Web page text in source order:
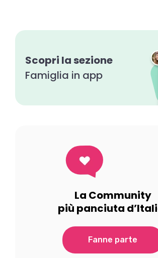
Scopri la sezione
Famiglia in app
La Community
più panciuta
Fanne parte